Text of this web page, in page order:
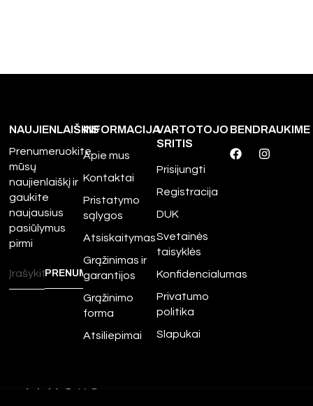
NAUJIENLAIŠKIS
Prenumeruokite
mūsų
naujienlaiškį ir
gaukite
naujausius
pasiūlymus
pirmi
INFORMACIJA
Apie mus
Kontaktai
Pristatymo
sąlygos
Atsiskaitymas
Grąžinimas ir
garantijos
Grąžinimo
forma
Atsiliepimai
VARTOTOJO
SRITIS
Prisijungti
Registracija
DUK
Svetainės
taisyklės
Konfidencialumas
Privatumo
politika
Slapukai
BENDRAUKIME